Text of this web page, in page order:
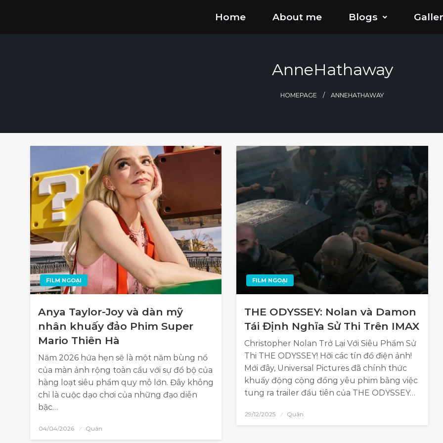
Home About me Blogs
AnneHathaway
HOMEPAGE ANNEHATHAWAY
FILM NGOẠI
Anya Taylor-Joy và dàn mỹ
nhân khuấy đảo Phim Super
Mario Thiên Hà
Năm 2026 hứa hẹn sẽ là một năm bùng nổ
của màn ảnh rộng toàn cầu với sự đổ bộ của
hàng loạt siêu phẩm quy mô lớn. Đây không
chỉ là cuộc dạo chơi của những đạo diễn
bậc…
04/04/2026 Quân
FILM NGOẠI
THE ODYSSEY: Nolan và Damon
Tái Định Nghĩa Sử Thi Trên IMAX
Christopher Nolan Trở Lại Với Siêu Phẩm Sử
Thi THE ODYSSEY! Hỡi các tín đồ điện ảnh!
Mới đây, Universal Pictures đã chính thức
khuấy động cộng đồng yêu phim bằng việc
tung ra trailer đầu tiên của THE ODYSSEY…
29/12/2025 Quân